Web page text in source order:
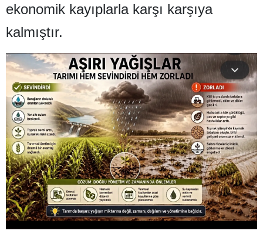
Mardin
Muğla
Muş
Nevşehir
Niğde
Ordu
Rize
ekonomik kayıplarla karşı karşıya
kalmıştır.